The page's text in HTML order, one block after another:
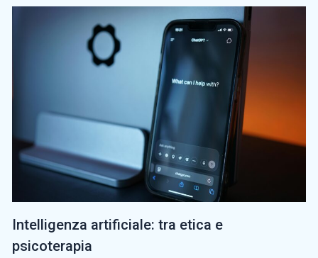
Intelligenza artificiale: tra etica e
psicoterapia